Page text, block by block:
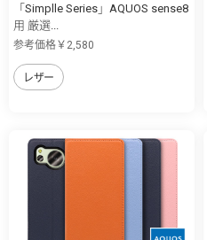
「Simplle Series」AQUOS sense8
用 厳選...
参考価格￥2,580
レザー